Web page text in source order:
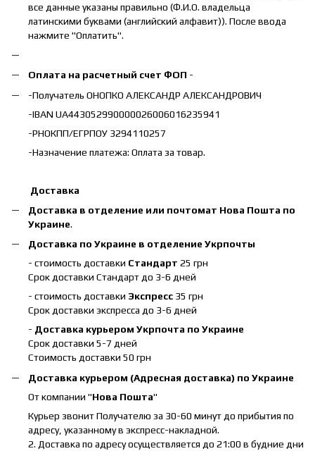
все данные указаны правильно (Ф.И.О. владельца
латинскими буквами (английский алфавит)). После ввода
нажмите "Оплатить".
Оплата на расчетный счет ФОП -
-Получатель ОНОПКО АЛЕКСАНДР АЛЕКСАНДРОВИЧ
-IBAN UA443052990000026006016235941
-РНОКПП/ЕГРПОУ 3294110257
-Назначение платежа: Оплата за товар.
Доставка
Доставка в отделение или почтомат Нова Пошта по
Украине.
Доставка по Украине в отделение Укрпочты
- стоимость доставки Стандарт 25 грн
Срок доставки Стандарт до 3-6 дней
- стоимость доставки Экспресс 35 грн
Срок доставки экспресса до 3-6 дней
- Доставка курьером Укрпочта по Украине
Срок доставки 5-7 дней
Стоимость доставки 50 грн
Доставка курьером (Адресная доставка) по Украине
От компании "Нова Пошта"
Курьер звонит Получателю за 30-60 минут до прибытия по
адресу, указанному в экспресс-накладной.
2. Доставка по адресу осуществляется до 21:00 в будние дни